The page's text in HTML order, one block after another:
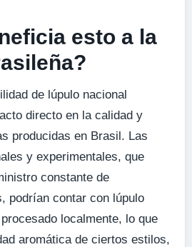
esto a la
de lúpulo nacional
directo en la calidad y
producidas en Brasil. Las
y experimentales, que
constante de
podrían contar con lúpulo
localmente, lo que
aromática de ciertos estilos,